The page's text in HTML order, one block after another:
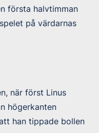
första halvtimman
på värdarnas
när först Linus
högerkanten
han tippade bollen